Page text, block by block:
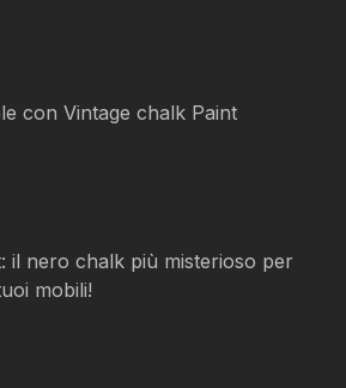
con Vintage chalk Paint
il nero chalk più misterioso per
mobili!